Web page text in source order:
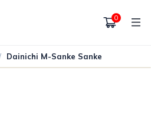
0
Dainichi M-Sanke Sanke